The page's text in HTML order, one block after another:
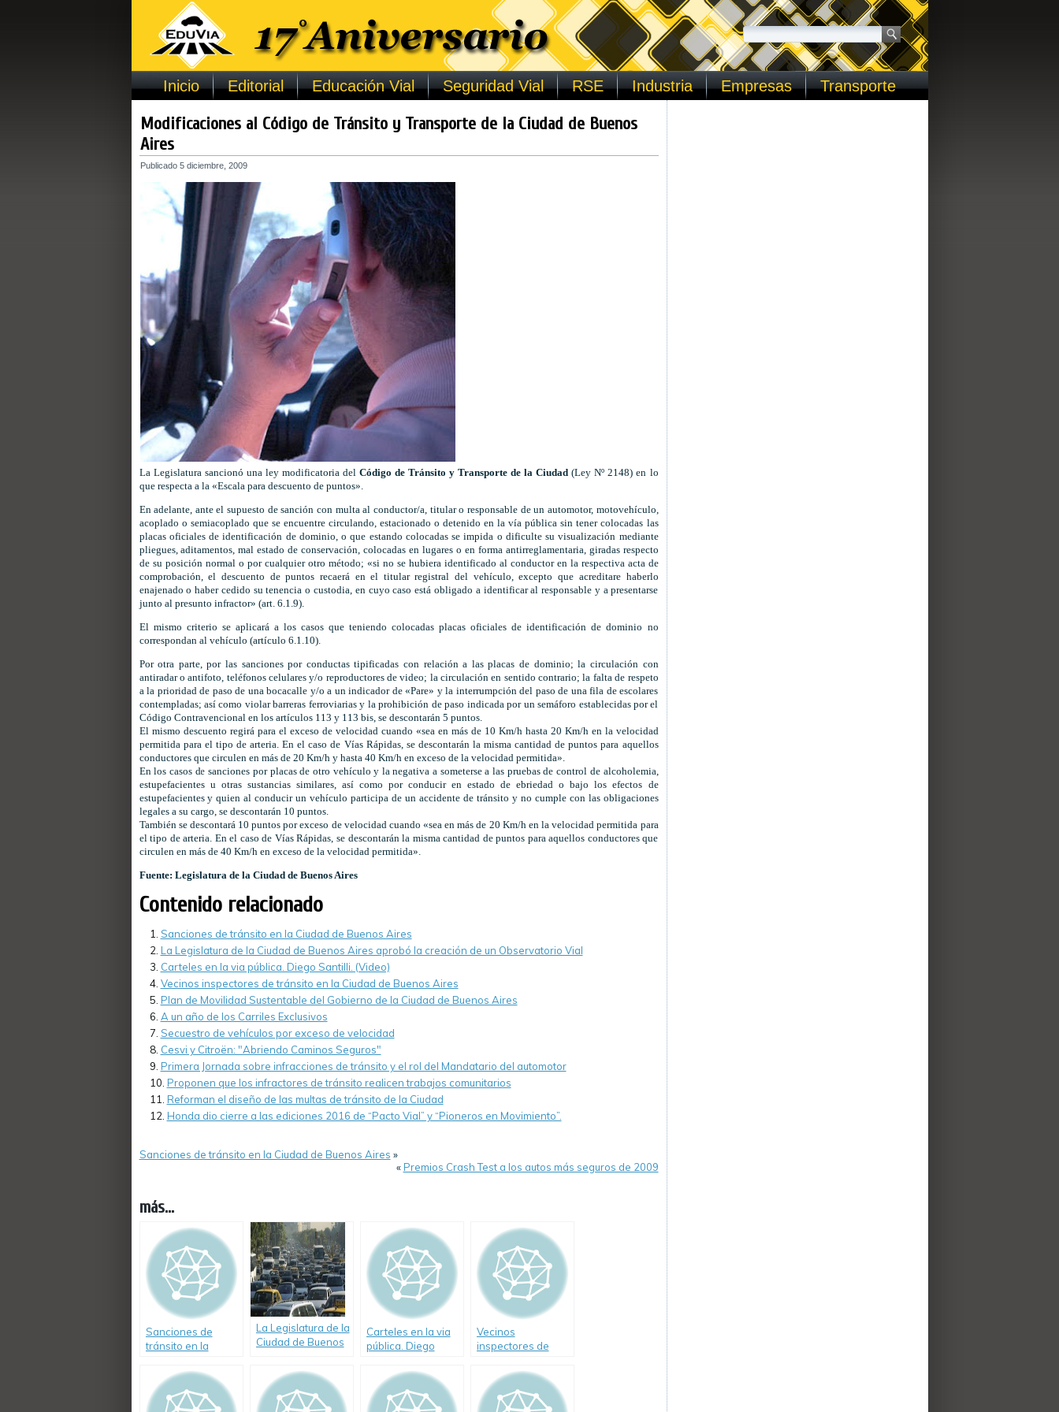
Inicio Editorial Educación Vial Seguridad Vial RSE Industria Empresas Transporte
Modificaciones al Código de Tránsito y Transporte de la Ciudad de Buenos
Aires
Publicado 5 diciembre, 2009
La Legislatura sancionó una ley modificatoria del Código de Tránsito y Transporte de la Ciudad(Ley Nº 2148) en lo
que respecta a la «Escala para descuento de puntos».
En adelante, ante el supuesto de sanción con multa al conductor/a, titular o responsable de un automotor, motovehículo,
acoplado o semiacoplado que se encuentre circulando, estacionado o detenido en la vía pública sin tener colocadas las
placas oficiales de identificación de dominio, o que estando colocadas se impida o dificulte su visualización mediante
pliegues, aditamentos, mal estado de conservación, colocadas en lugares o en forma antirreglamentaria, giradas respecto
de su posición normal o por cualquier otro método; «si no se hubiera identificado al conductor en la respectiva acta de
comprobación, el descuento de puntos recaerá en el titular registral del vehículo, excepto que acreditare haberlo
enajenado o haber cedido su tenencia o custodia, en cuyo caso está obligado a identificar al responsable y a presentarse
junto al presunto infractor» (art. 6.1.9).
El mismo criterio se aplicará a los casos que teniendo colocadas placas oficiales de identificación de dominio no
correspondan al vehículo (artículo 6.1.10).
Por otra parte, por las sanciones por conductas tipificadas con relación a las placas de dominio; la circulación con
antiradar o antifoto, teléfonos celulares y/o reproductores de video; la circulación en sentido contrario; la falta de respeto
a la prioridad de paso de una bocacalle y/o a un indicador de «Pare» y la interrumpción del paso de una fila de escolares
contempladas; así como violar barreras ferroviarias y la prohibición de paso indicada por un semáforo establecidas por el
Código Contravencional en los artículos 113 y 113 bis, se descontarán 5 puntos.
El mismo descuento regirá para el exceso de velocidad cuando «sea en más de 10 Km/h hasta 20 Km/h en la velocidad
permitida para el tipo de arteria. En el caso de Vías Rápidas, se descontarán la misma cantidad de puntos para aquellos
conductores que circulen en más de 20 Km/h y hasta 40 Km/h en exceso de la velocidad permitida».
En los casos de sanciones por placas de otro vehículo y la negativa a someterse a las pruebas de control de alcoholemia,
estupefacientes u otras sustancias similares, así como por conducir en estado de ebriedad o bajo los efectos de
estupefacientes y quien al conducir un vehículo participa de un accidente de tránsito y no cumple con las obligaciones
legales a su cargo, se descontarán 10 puntos.
También se descontará 10 puntos por exceso de velocidad cuando «sea en más de 20 Km/h en la velocidad permitida para
el tipo de arteria. En el caso de Vías Rápidas, se descontarán la misma cantidad de puntos para aquellos conductores que
circulen en más de 40 Km/h en exceso de la velocidad permitida».
Fuente: Legislatura de la Ciudad de Buenos Aires
Contenido relacionado
Sanciones de tránsito en la Ciudad de Buenos Aires
La Legislatura de la Ciudad de Buenos Aires aprobó la creación de un Observatorio Vial
Carteles en la via pública. Diego Santilli. (Video)
Vecinos inspectores de tránsito en la Ciudad de Buenos Aires
Plan de Movilidad Sustentable del Gobierno de la Ciudad de Buenos Aires
A un año de los Carriles Exclusivos
Secuestro de vehículos por exceso de velocidad
Cesvi y Citroën: "Abriendo Caminos Seguros"
Primera Jornada sobre infracciones de tránsito y el rol del Mandatario del automotor
Proponen que los infractores de tránsito realicen trabajos comunitarios
Reforman el diseño de las multas de tránsito de la Ciudad
Honda dio cierre a las ediciones 2016 de “Pacto Vial” y “Pioneros en Movimiento”.
Sanciones de tránsito en la Ciudad de Buenos Aires »
«Premios Crash Test a los autos más seguros de 2009
más...
Sanciones de
tránsito en la
Aires
La Legislatura de la
Ciudad de Buenos
creación de un
Observatorio Vial
Carteles en la via
pública. Diego
Vecinos
inspectores de
Ciudad de Buenos
Aires